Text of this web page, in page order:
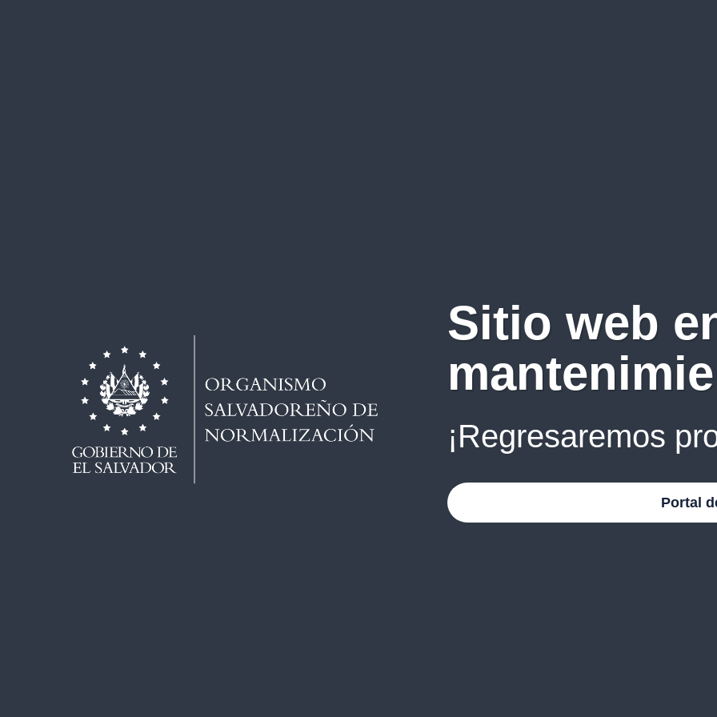
Sitio web
¡Regresaremos
Portal